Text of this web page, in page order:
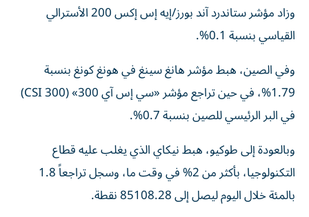
وزاد مؤشر ستاندرد آند بورز/إيه إس إكس 200 الأسترالي
القياسي بنسبة 0.1%.
وفي الصين، هبط مؤشر هانغ سينغ في هونغ كونغ بنسبة
1.79%، في حين تراجع مؤشر «سي إس آي 300» (CSI 300)
في البر الرئيسي للصين بنسبة 0.7%.
وبالعودة إلى طوكيو، هبط نيكاي الذي يغلب عليه قطاع
التكنولوجيا، بأكثر من 2% في وقت ما، وسجل تراجعاً 1.8
بالمئة خلال اليوم ‌ليصل إلى 85108.28 نقطة.